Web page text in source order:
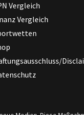
Vergleich
Vergleich